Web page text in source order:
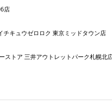
店
チキュウゼロロク 東京ミッドタウン店
ストア 三井アウトレットパーク札幌北